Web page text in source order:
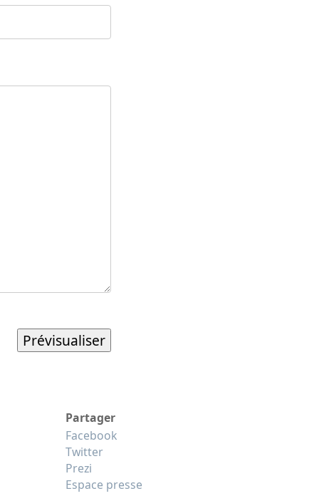
Partager
Facebook
Twitter
Prezi
Espace presse